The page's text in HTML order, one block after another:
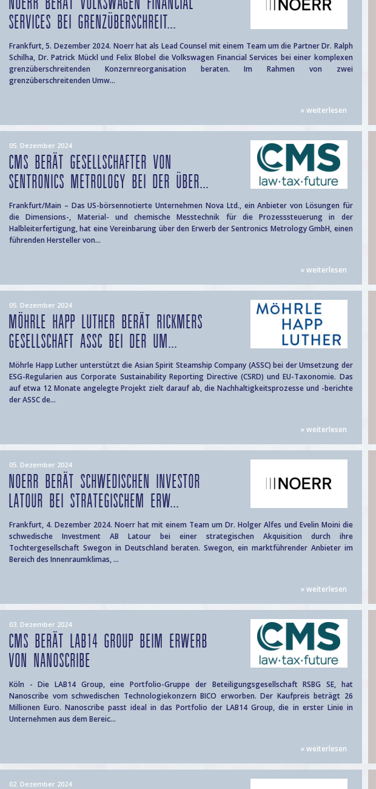
SERVICES BEI GRENZÜBERSCHREIT...
Frankfurt, 5. Dezember 2024. Noerr hat als Lead Counsel mit einem Team um die Partner Dr. Ralph
Schilha, Dr. Patrick Mückl und Felix Blobel die Volkswagen Financial Services bei einer komplexen
grenzüberschreitenden Konzernreorganisation beraten. Im Rahmen von zwei
grenzüberschreitenden Umw...
» weiterlesen
05. Dezember 2024
CMS BERÄT GESELLSCHAFTER VON
SENTRONICS METROLOGY BEI DER ÜBER...
Frankfurt/Main – Das US-börsennotierte Unternehmen Nova Ltd., ein Anbieter von Lösungen für
die Dimensions-, Material- und chemische Messtechnik für die Prozesssteuerung in der
Halbleiterfertigung, hat eine Vereinbarung über den Erwerb der Sentronics Metrology GmbH, einen
führenden Hersteller von...
» weiterlesen
05. Dezember 2024
MÖHRLE HAPP LUTHER BERÄT RICKMERS
GESELLSCHAFT ASSC BEI DER UM...
Möhrle Happ Luther unterstützt die Asian Spirit Steamship Company (ASSC) bei der Umsetzung der
ESG-Regularien aus Corporate Sustainability Reporting Directive (CSRD) und EU-Taxonomie. Das
auf etwa 12 Monate angelegte Projekt zielt darauf ab, die Nachhaltigkeitsprozesse und -berichte
der ASSC de...
» weiterlesen
05. Dezember 2024
NOERR BERÄT SCHWEDISCHEN INVESTOR
LATOUR BEI STRATEGISCHEM ERW...
Frankfurt, 4. Dezember 2024. Noerr hat mit einem Team um Dr. Holger Alfes und Evelin Moini die
schwedische Investment AB Latour bei einer strategischen Akquisition durch ihre
Tochtergesellschaft Swegon in Deutschland beraten. Swegon, ein marktführender Anbieter im
Bereich des Innenraumklimas, ...
» weiterlesen
03. Dezember 2024
CMS BERÄT LAB14 GROUP BEIM ERWERB
VON NANOSCRIBE
Köln - Die LAB14 Group, eine Portfolio-Gruppe der Beteiligungsgesellschaft RSBG SE, hat
Nanoscribe vom schwedischen Technologiekonzern BICO erworben. Der Kaufpreis beträgt 26
Millionen Euro. Nanoscribe passt ideal in das Portfolio der LAB14 Group, die in erster Linie in
Unternehmen aus dem Bereic...
» weiterlesen
02. Dezember 2024